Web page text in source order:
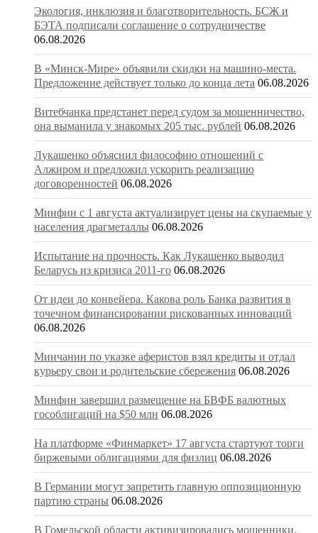
Экология, инклюзия и благотворительность. БСЖ и
БЭТА подписали соглашение о сотрудничестве
06.08.2026
В «Минск-Мире» объявили скидки на машино-места.
Предложение действует только до конца лета 06.08.2026
Витебчанка предстанет перед судом за мошенничество,
она выманила у знакомых 205 тыс. рублей 06.08.2026
Лукашенко объяснил философию отношений с
Алжиром и предложил ускорить реализацию
договоренностей 06.08.2026
Минфин с 1 августа актуализирует цены на скупаемые у
населения драгметаллы 06.08.2026
Испытание на прочность. Как Лукашенко выводил
Беларусь из кризиса 2011-го 06.08.2026
От идеи до конвейера. Какова роль Банка развития в
точечном финансировании рискованных инноваций
06.08.2026
Минчанин по указке аферистов взял кредиты и отдал
курьеру свои и родительские сбережения 06.08.2026
Минфин завершил размещение на БВФБ валютных
гособлигаций на $50 млн 06.08.2026
На платформе «Финмаркет» 17 августа стартуют торги
биржевыми облигациями для физлиц 06.08.2026
В Германии могут запретить главную оппозиционную
партию страны 06.08.2026
В Гомельской области активизировались мошенники,